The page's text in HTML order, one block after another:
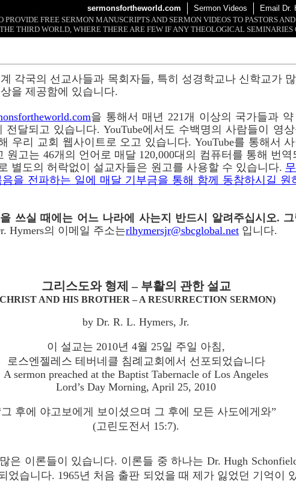
sermonsfortheworld.com Sermon Videos Email Dr.
PROVIDE FREE SERMON MANUSCRIPTS AND SERMON VIDEOS TO PASTORS
THIRD WORLD, WHERE THERE ARE FEW IF ANY THEOLOGICAL SEMINARIES
각국의 선교사들과 목회자들, 특히 성경학교나 신학교가
을 제공함에 있습니다.
을 통해서 매년 221개 이상의 국가들과 약
달되고 있습니다. YouTube에서도 수백명의 사람들이 영
우리 교회 웹사이트로 오고 있습니다. YouTube를 통해서
원고는 46개의 언어로 매달 120,000대의 컴퓨터를 통해 번
별도의 허락없이 설교자들은 원고를 사용할 수 있습니다.
을 전파하는 일에 매달 기부금을 통해 함께 동참하시길 원
쓰실 때에는 어느 나라에 사는지 반드시 알려주십시오.
Hymers의 이메일 주소는rlhymersjr@sbcglobal.net 입니다.
그리스도와 형제 – 부활의 관한 설교
AND HIS BROTHER – A RESURRECTION SERMON)
by Dr. R. L. Hymers, Jr.
이 설교는 2010년 4월 25일 주일 아침,
로스엔젤레스 테버네클 침례교회에서 선포되었습니다
A sermon preached at the Baptist Tabernacle of Los Angeles
Lord’s Day Morning, April 25, 2010
그 후에 야고보에게 보이셨으며 그 후에 모든 사도에게와”
(고린도전서 15:7).
은 이론들이 있습니다. 이론들 중 하나는 Dr. Hugh
었습니다. 1965년 처음 출판 되었을 때 제가 잃었던 기억이